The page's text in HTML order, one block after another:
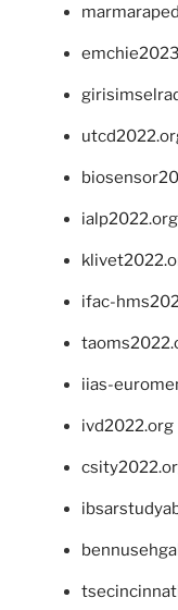
ialp2022.org
ifac-
iias-
ivd2022.org